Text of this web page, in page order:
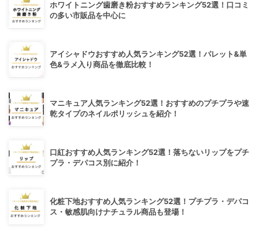
ホワイトニング歯磨き粉おすすめランキング52選！口コミ
の多い市販品を中心に
アイシャドウおすすめ人気ランキング52選！パレット&単
色&ラメ入り商品を徹底比較！
マニキュア人気ランキング52選！おすすめのプチプラや速
乾タイプのネイルポリッシュを紹介！
口紅おすすめ人気ランキング52選！落ちないリップをプチ
プラ・デパコス別に紹介！
化粧下地おすすめ人気ランキング52選！プチプラ・デパコ
ス・敏感肌向けナチュラル商品も登場！